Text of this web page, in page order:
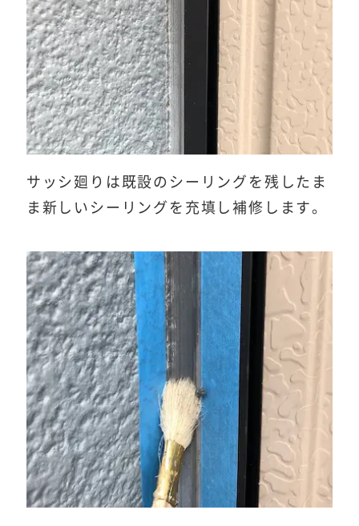
サッシ廻りは既設のシーリングを残したま
ま新しいシーリングを充填し補修します。